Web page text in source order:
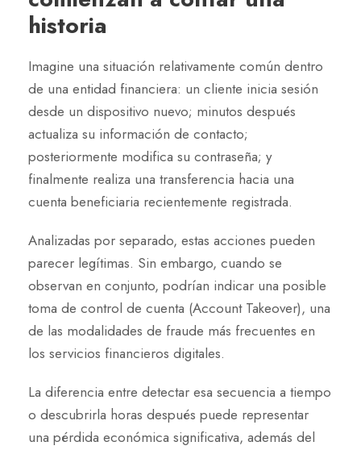
historia
Imagine una situación relativamente común dentro
de una entidad financiera: un cliente inicia sesión
desde un dispositivo nuevo; minutos después
actualiza su información de contacto;
posteriormente modifica su contraseña; y
finalmente realiza una transferencia hacia una
cuenta beneficiaria recientemente registrada.
Analizadas por separado, estas acciones pueden
parecer legítimas. Sin embargo, cuando se
observan en conjunto, podrían indicar una posible
toma de control de cuenta (Account Takeover), una
de las modalidades de fraude más frecuentes en
los servicios financieros digitales.
La diferencia entre detectar esa secuencia a tiempo
o descubrirla horas después puede representar
una pérdida económica significativa, además del